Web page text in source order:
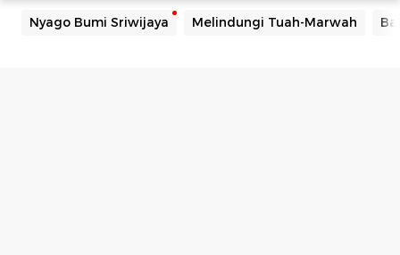
Nyago Bumi Sriwijaya Melindungi Tuah-Marwah